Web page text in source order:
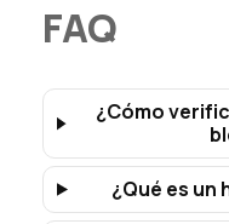
FAQ
¿Cómo
¿Qué es un